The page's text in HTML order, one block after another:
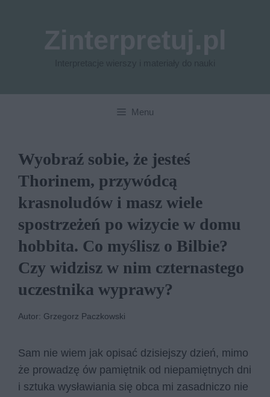
Menu
Wyobraź sobie, że jesteś
Thorinem, przywódcą
krasnoludów i masz wiele
spostrzeżeń po wizycie w domu
hobbita. Co myślisz o Bilbie?
Czy widzisz w nim czternastego
uczestnika wyprawy?
Autor: Grzegorz Paczkowski
Sam nie wiem jak opisać dzisiejszy dzień, mimo
że prowadzę ów pamiętnik od niepamiętnych dni
i sztuka wysławiania się obca mi zasadniczo nie